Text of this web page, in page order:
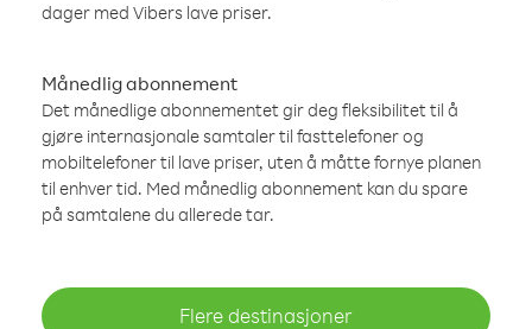
dager med Vibers lave priser.
Månedlig abonnement
Det månedlige abonnementet gir deg fleksibilitet til å
gjøre internasjonale samtaler til fasttelefoner og
mobiltelefoner til lave priser, uten å måtte fornye planen
til enhver tid. Med månedlig abonnement kan du spare
på samtalene du allerede tar.
Flere destinasjoner